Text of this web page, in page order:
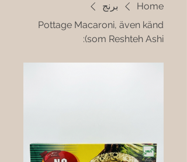
Home
برنج
Pottage Macaroni, även känd
som Reshteh Ashi):